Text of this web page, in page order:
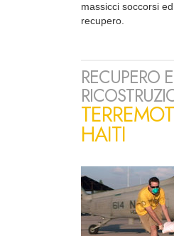
massicci soccorsi
recupero.
RECUPERO E
HAITI